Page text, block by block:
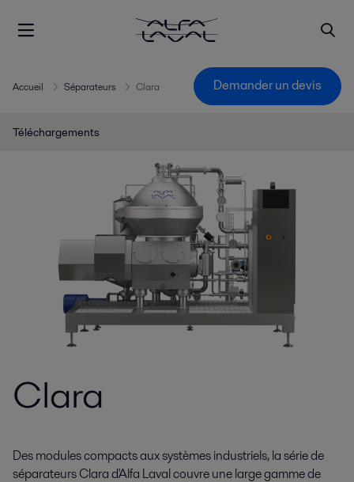
Accueil Séparateurs Clara Demander un devis
Téléchargements
Clara
Des modules compacts aux systèmes industriels, la série de
séparateurs Clara d'Alfa Laval couvre une large gamme de